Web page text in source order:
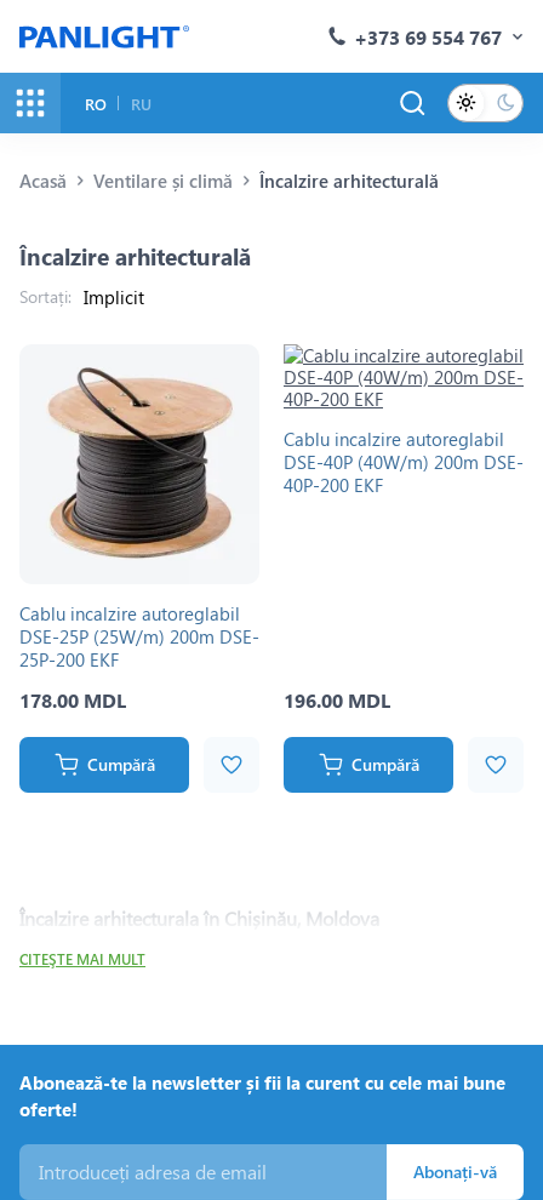
+373 69 554 767
RO RU
Acasă Ventilare și climă Încalzire arhitecturală
Încalzire arhitecturală
Sortați:
Cablu incalzire autoreglabil
DSE-25P (25W/m) 200m DSE-
25P-200 EKF
178.00 MDL
Cumpără
Cablu incalzire autoreglabil
DSE-40P (40W/m) 200m DSE-
40P-200 EKF
196.00 MDL
Cumpără
Încalzire arhitecturala în Chișinău, Moldova
CITEŞTE MAI MULT
Abonează-te la newsletter și fii la curent cu cele mai bune
oferte!
Abonați-vă